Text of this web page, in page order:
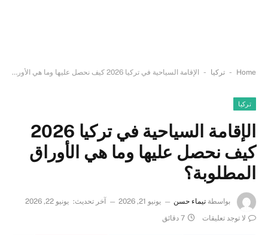
Home
- تركيا - الإقامة السياحية في تركيا 2026 كيف نحصل عليها وما هي الأوراق المطلوبة؟
تركيا
الإقامة السياحية في تركيا 2026
كيف نحصل عليها وما هي الأوراق
المطلوبة؟
بواسطة تيماء حسن يونيو 21, 2026 آخر تحديث: يونيو 22, 2026
لا توجد تعليقات
7 دقائق